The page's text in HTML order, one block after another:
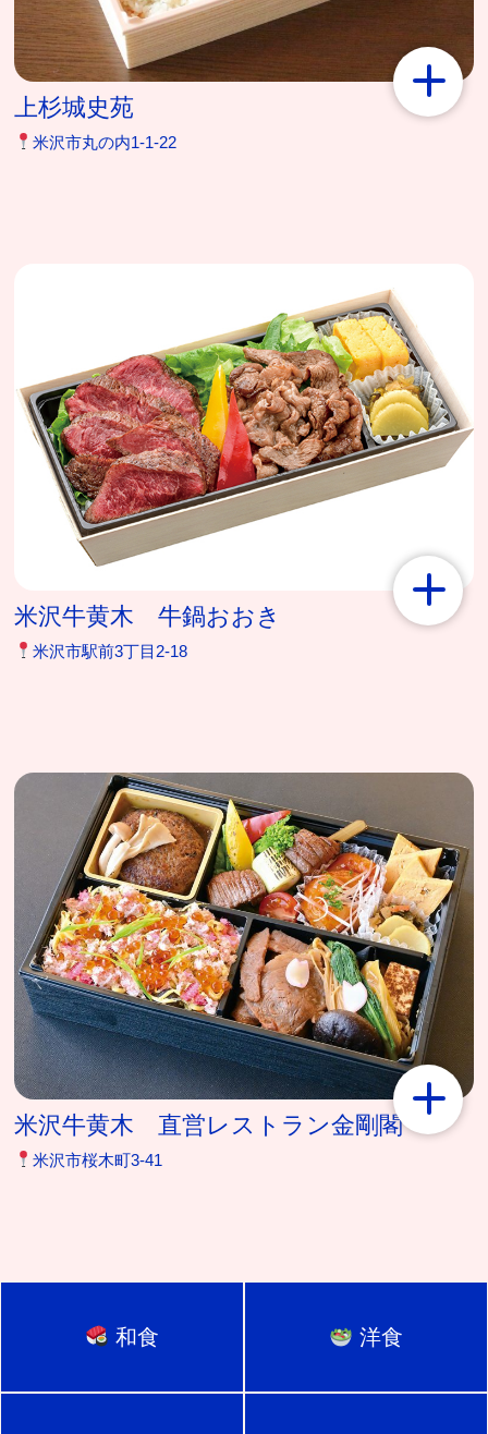
上杉城史苑
米沢市丸の内1‐1‐22
米沢牛黄木 牛鍋おおき
米沢市駅前3丁目2-18
米沢牛黄木 直営レストラン金剛閣
米沢市桜木町3-41
和食 洋食